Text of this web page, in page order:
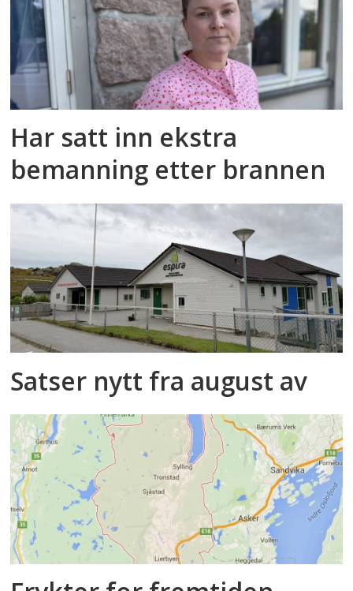
Har satt inn ekstra
bemanning etter brannen
Satser nytt fra august av